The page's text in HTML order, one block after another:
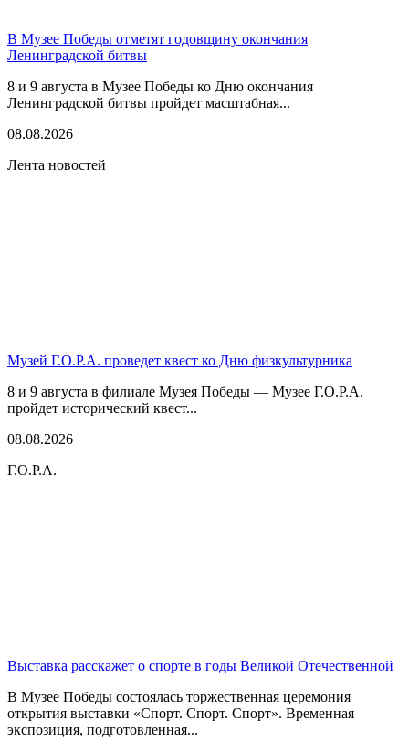
В Музее Победы отметят годовщину окончания
Ленинградской битвы
8 и 9 августа в Музее Победы ко Дню окончания
Ленинградской битвы пройдет масштабная...
08.08.2026
Лента новостей
Музей Г.О.Р.А. проведет квест ко Дню физкультурника
8 и 9 августа в филиале Музея Победы — Музее Г.О.Р.А.
пройдет исторический квест...
08.08.2026
Г.О.Р.А.
Выставка расскажет о спорте в годы Великой Отечественной
В Музее Победы состоялась торжественная церемония
открытия выставки «Спорт. Спорт. Спорт». Временная
экспозиция, подготовленная...